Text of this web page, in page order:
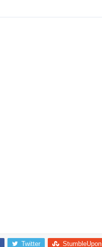
Twitter StumbleUpon